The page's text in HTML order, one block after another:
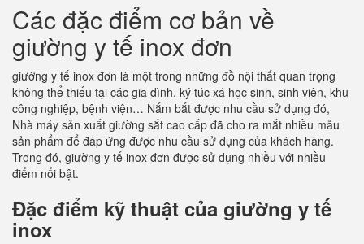
Các đặc điểm cơ bản về
giường y tế inox đơn
giường y tế inox đơn là một trong những đồ nội thất quan trọng
không thể thiếu tại các gia đình, ký túc xá học sinh, sinh viên, khu
công nghiệp, bệnh viện… Nắm bắt được nhu cầu sử dụng đó,
Nhà máy sản xuất giường sắt cao cấp đã cho ra mắt nhiều mẫu
sản phẩm để đáp ứng được nhu cầu sử dụng của khách hàng.
Trong đó, giường y tế inox đơn được sử dụng nhiều với nhiều
điểm nổi bật.
Đặc điểm kỹ thuật của giường y tế
inox